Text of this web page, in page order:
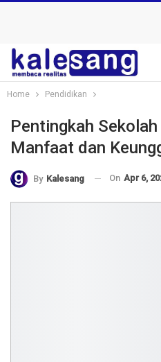
Home Pendidikan
Pentingkah
Manfaat dan
By Kalesang On Apr 6,